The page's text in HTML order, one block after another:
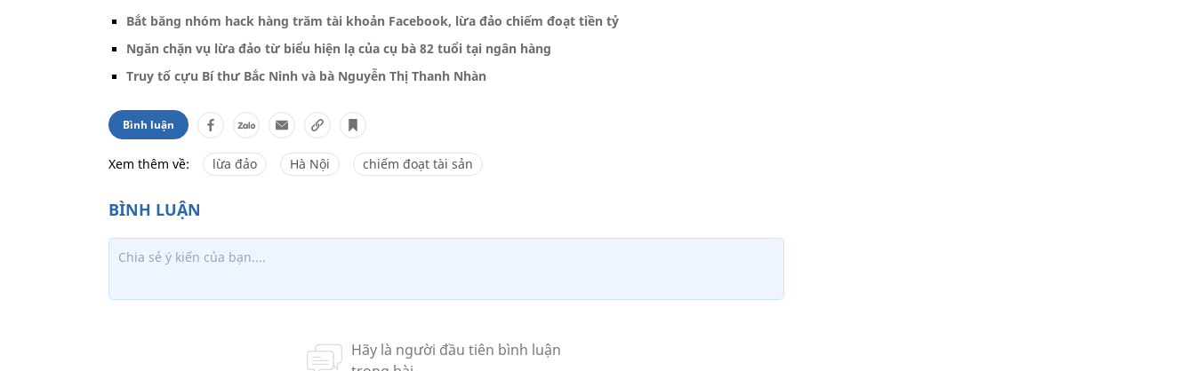
Bắt băng nhóm hack hàng trăm tài khoản Facebook, lừa đảo chiếm đoạt tiền tỷ
Ngăn chặn vụ lừa đảo từ biểu hiện lạ của cụ bà 82 tuổi tại ngân hàng
Truy tố cựu Bí thư Bắc Ninh và bà Nguyễn Thị Thanh Nhàn
Bình luận
Xem thêm về: lừa đảo Hà Nội chiếm đoạt tài sản